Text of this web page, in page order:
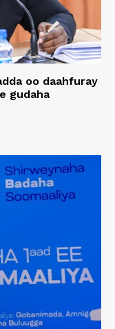
oo daahfuray
gudaha